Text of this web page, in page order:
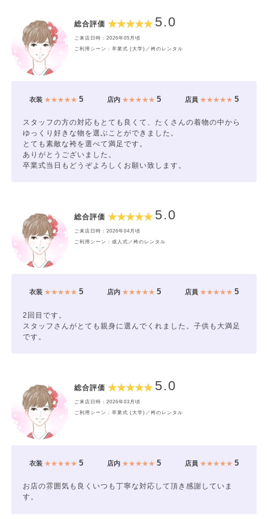
総合評価 5.0
ご来店日時：2026年05月頃
ご利用シーン：卒業式 (大学)／袴のレンタル
衣装★★★★★ 5 店内★★★★★ 5 店員 ★★★★★5
スタッフの方の対応もとても良くて、たくさんの着物の中から
ゆっくり好きな物を選ぶことができました。
とても素敵な袴を選べて満足です。
ありがとうございました。
卒業式当日もどうぞよろしくお願い致します。
総合評価 5.0
ご来店日時：2026年04月頃
ご利用シーン：成人式／袴のレンタル
衣装★★★★★ 5 店内★★★★★ 5 店員 ★★★★★5
2回目です。
スタッフさんがとても親身に選んでくれました。子供も大満足
です。
総合評価 5.0
ご来店日時：2026年03月頃
ご利用シーン：卒業式 (大学)／袴のレンタル
衣装★★★★★ 5 店内★★★★★ 5 店員 ★★★★★5
お店の雰囲気も良くいつも丁寧な対応して頂き感謝していま
す。